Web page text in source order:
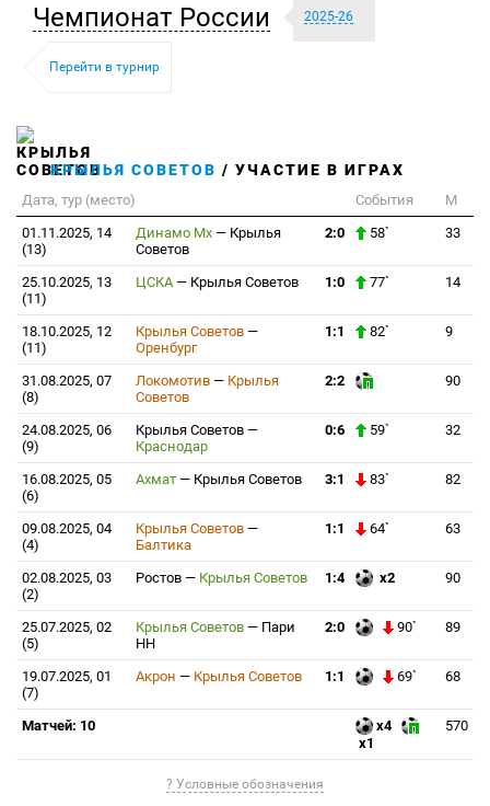
Чемпионат России 2025-26
Перейти в турнир
КРЫЛЬЯ СОВЕТОВ / УЧАСТИЕ В ИГРАХ
Дата, тур (место) События
М
01.11.2025, 14
(13)
Динамо Мх — Крылья
Советов
2:0 58` 33
25.10.2025, 13
(11)
ЦСКА — Крылья Советов 1:0 77` 14
18.10.2025, 12
(11)
Крылья Советов —
Оренбург
1:1 82` 9
31.08.2025, 07
(8)
Локомотив — Крылья
Советов
2:2 90
24.08.2025, 06
(9)
Крылья Советов —
Краснодар
0:6 59` 32
16.08.2025, 05
(6)
Ахмат — Крылья Советов 3:1 83` 82
09.08.2025, 04
(4)
Крылья Советов —
Балтика
1:1 64` 63
02.08.2025, 03
(2)
Ростов — Крылья Советов 1:4 x2 90
25.07.2025, 02
(5)
Крылья Советов — Пари
НН
2:0 90` 89
19.07.2025, 01
(7)
Акрон — Крылья Советов 1:1 69` 68
Матчей: 10
x4
x1
570
? Условные обозначения